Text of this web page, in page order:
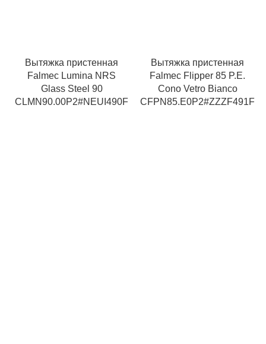
Вытяжка пристенная
Falmec Lumina NRS
Glass Steel 90
CLMN90.00P2#NEUI490F
Вытяжка пристенная
Falmec Flipper 85 P.E.
Cono Vetro Bianco
CFPN85.E0P2#ZZZF491F